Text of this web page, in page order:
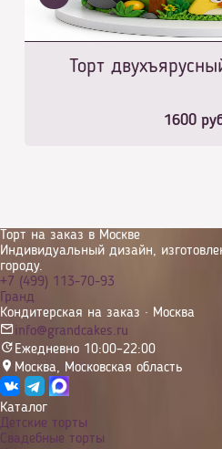
Торт
1600
Торт на заказ в Москве
Индивидуальный дизайн,
городу.
+7 (499) 113-70-93
Гранд
Кондитерская на заказ · Москва
info@grandcakes.ru
Ежедневно 10:00–22:00
Москва, Московская область
Каталог
Детские торты
Свадебные торты